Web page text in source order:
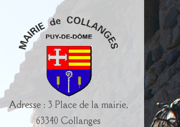
Adresse : 3 Place de la mairie,
63340 Collanges